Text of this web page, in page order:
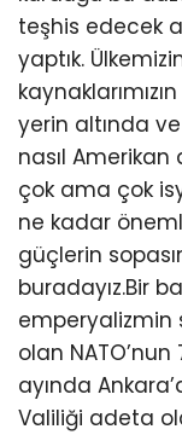
teşhis edecek
yaptık.
yerin altında
nasıl
çok ama çok
ne kadar
güçlerin
buradayız.Bir
emperyalizmin
olan
ayında
Valiliği adeta